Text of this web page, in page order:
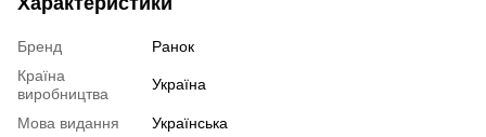
Бренд
Ранок
Країна
виробництва
Україна
Мова видання
Українська